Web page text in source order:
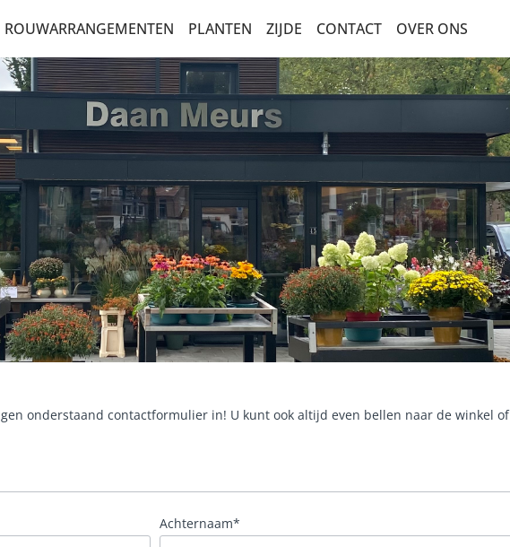
ROUWARRANGEMENTEN PLANTEN
BALKONBEPLANTING
POTTEN XL
ZIJDE CONTACT OVER ONS
onderstaand contactformulier in! U kunt ook altijd even bellen naar de winkel of
Achternaam*